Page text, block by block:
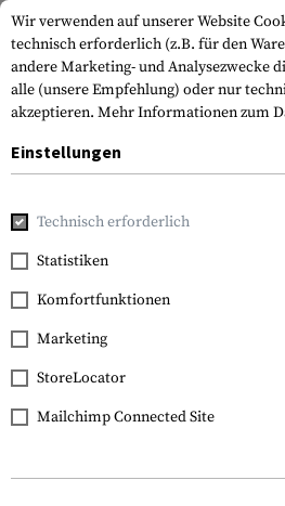
Home Ausrüstung
FILTER
Wir verwenden auf unserer Website
technisch erforderlich (z.B. für den
andere Marketing- und Analysezwecke
alle (unsere Empfehlung) oder nur
akzeptieren. Mehr Informationen zum
Einstellungen
Technisch erforderlich
Statistiken
Komfortfunktionen
Marketing
StoreLocator
Mailchimp Connected Site